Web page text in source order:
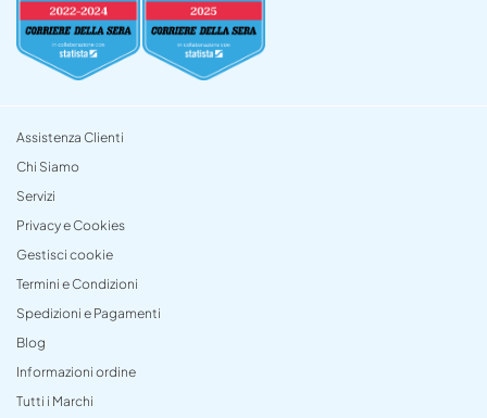
Assistenza Clienti
Chi Siamo
Servizi
Privacy e Cookies
Gestisci cookie
Termini e Condizioni
Spedizioni e Pagamenti
Blog
Informazioni ordine
Tutti i Marchi